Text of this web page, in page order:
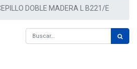
DOBLE MADERA L B221/E